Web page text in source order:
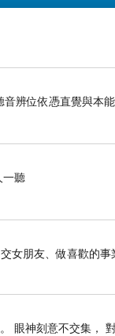
辨位依憑直覺與本
聽
女朋友、做喜歡的
眼神刻意不交集，